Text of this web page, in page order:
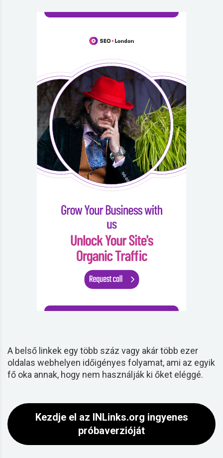
A belső linkek egy több száz vagy akár több ezer
oldalas webhelyen időigényes folyamat, ami az egyik
fő oka annak, hogy nem használják ki őket eléggé.
Kezdje el az INLinks.org ingyenes
próbaverzióját